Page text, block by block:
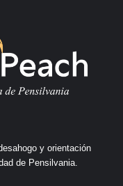
y orientación
de Pensilvania.